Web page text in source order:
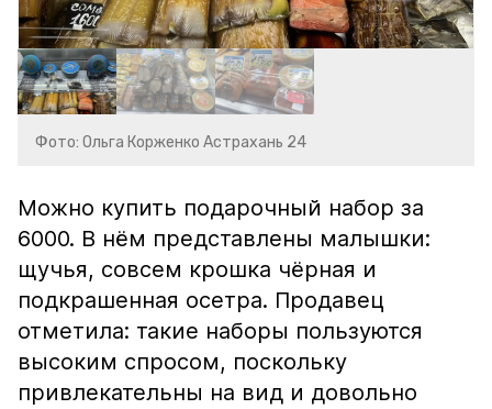
Фото: Ольга Корженко Астрахань 24
Можно купить подарочный набор за
6000. В нём представлены малышки:
щучья, совсем крошка чёрная и
подкрашенная осетра. Продавец
отметила: такие наборы пользуются
высоким спросом, поскольку
привлекательны на вид и довольно